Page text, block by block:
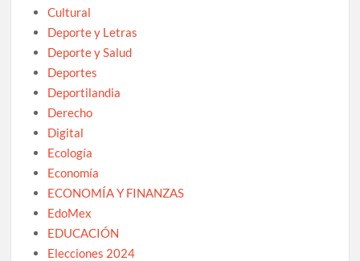
Cultural
Deporte y Letras
Deporte y Salud
Deportes
Deportilandia
Derecho
Digital
Ecología
Economía
ECONOMÍA Y FINANZAS
EdoMex
EDUCACIÓN
Elecciones 2024